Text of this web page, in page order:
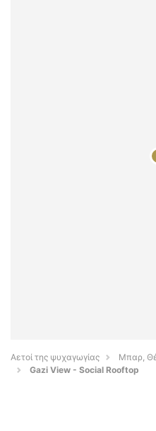
Αετοί της ψυχαγωγίας
Μπαρ,
Gazi View - Social Rooftop